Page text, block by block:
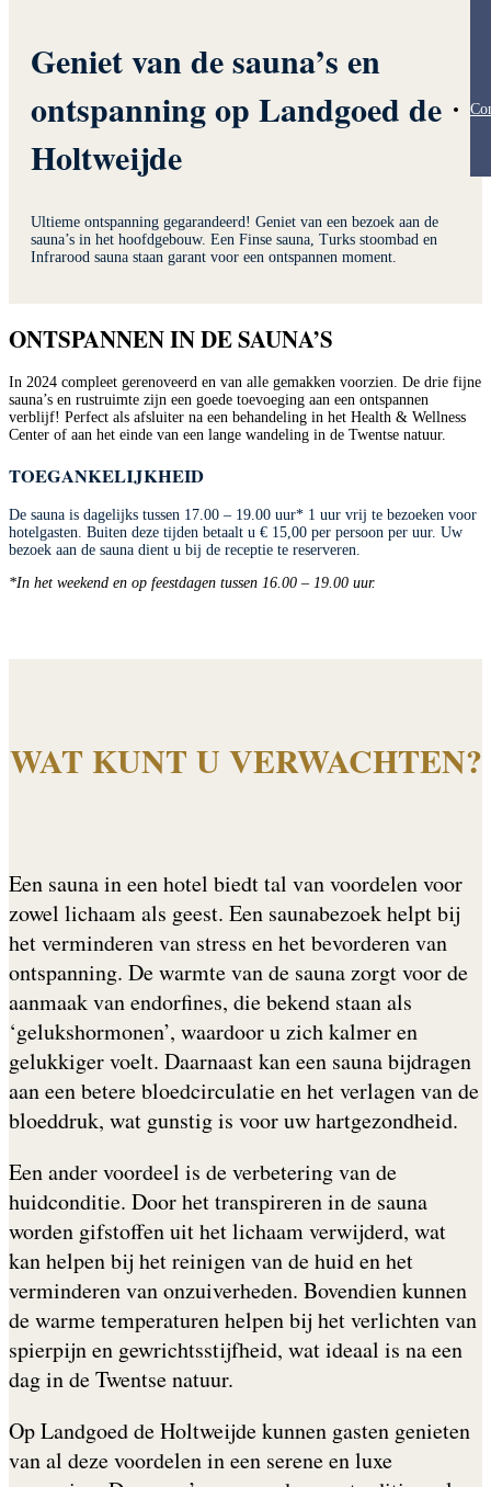
Geniet van de sauna’s en
ontspanning op Landgoed de
Holtweijde
Ultieme ontspanning gegarandeerd! Geniet van een bezoek aan de
sauna’s in het hoofdgebouw. Een Finse sauna, Turks stoombad en
Infrarood sauna staan garant voor een ontspannen moment.
ONTSPANNEN IN DE SAUNA’S
In 2024 compleet gerenoveerd en van alle gemakken voorzien. De drie fijne
sauna’s en rustruimte zijn een goede toevoeging aan een ontspannen
verblijf! Perfect als afsluiter na een behandeling in het Health & Wellness
Center of aan het einde van een lange wandeling in de Twentse natuur.
TOEGANKELIJKHEID
De sauna is dagelijks tussen 17.00 – 19.00 uur* 1 uur vrij te bezoeken voor
hotelgasten. Buiten deze tijden betaalt u € 15,00 per persoon per uur. Uw
bezoek aan de sauna dient u bij de receptie te reserveren.
*In het weekend en op feestdagen tussen 16.00 – 19.00 uur.
WAT KUNT U VERWACHTEN?
Een sauna in een hotel biedt tal van voordelen voor
zowel lichaam als geest. Een saunabezoek helpt bij
het verminderen van stress en het bevorderen van
ontspanning. De warmte van de sauna zorgt voor de
aanmaak van endorfines, die bekend staan als
‘gelukshormonen’, waardoor u zich kalmer en
gelukkiger voelt. Daarnaast kan een sauna bijdragen
aan een betere bloedcirculatie en het verlagen van de
bloeddruk, wat gunstig is voor uw hartgezondheid.
Een ander voordeel is de verbetering van de
huidconditie. Door het transpireren in de sauna
worden gifstoffen uit het lichaam verwijderd, wat
kan helpen bij het reinigen van de huid en het
verminderen van onzuiverheden. Bovendien kunnen
de warme temperaturen helpen bij het verlichten van
spierpijn en gewrichtsstijfheid, wat ideaal is na een
dag in de Twentse natuur.
Op Landgoed de Holtweijde kunnen gasten genieten
van al deze voordelen in een serene en luxe